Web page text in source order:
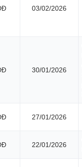
03/02/2026
30/01/2026
27/01/2026
22/01/2026